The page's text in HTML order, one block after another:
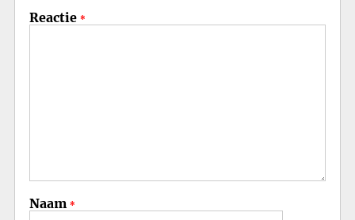
Reactie *
Naam *